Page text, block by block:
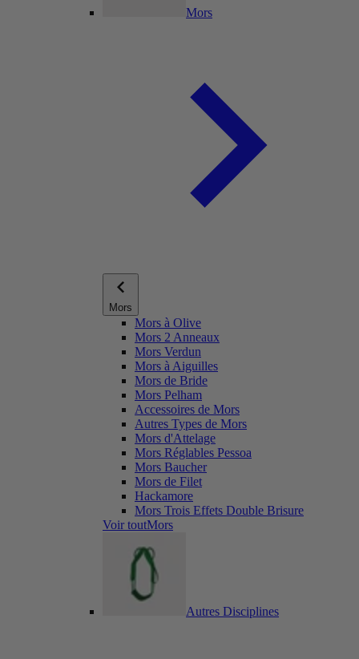
Mors
Mors
Mors à Olive
Mors 2 Anneaux
Mors Verdun
Mors à Aiguilles
Mors de Bride
Mors Pelham
Accessoires de Mors
Autres Types de Mors
Mors d'Attelage
Mors Réglables Pessoa
Mors Baucher
Mors de Filet
Hackamore
Mors Trois Effets Double Brisure
Voir toutMors
Autres Disciplines